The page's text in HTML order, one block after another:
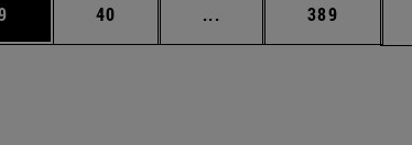
para desplazarse.
Página
40 ... Páginas intermedias
Página
389